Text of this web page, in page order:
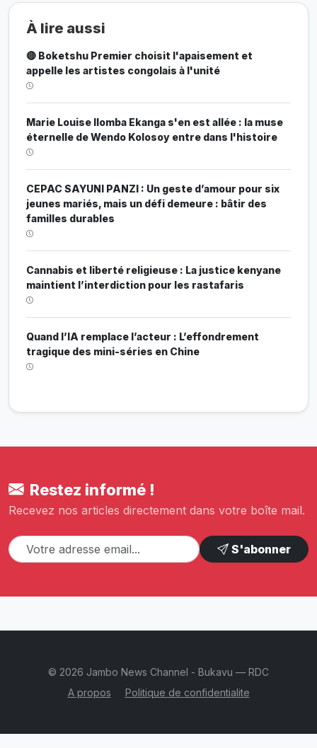
À lire aussi
🔴 Boketshu Premier choisit l'apaisement et
appelle les artistes congolais à l'unité
Marie Louise Ilomba Ekanga s'en est allée : la muse
éternelle de Wendo Kolosoy entre dans l'histoire
CEPAC SAYUNI PANZI : Un geste d’amour pour six
jeunes mariés, mais un défi demeure : bâtir des
familles durables
Cannabis et liberté religieuse : La justice kenyane
maintient l’interdiction pour les rastafaris
Quand l’IA remplace l’acteur : L’effondrement
tragique des mini-séries en Chine
Restez informé !
Recevez nos articles directement dans votre boîte mail.
S'abonner
© 2026 Jambo News Channel - Bukavu — RDC
A propos
Politique de confidentialite